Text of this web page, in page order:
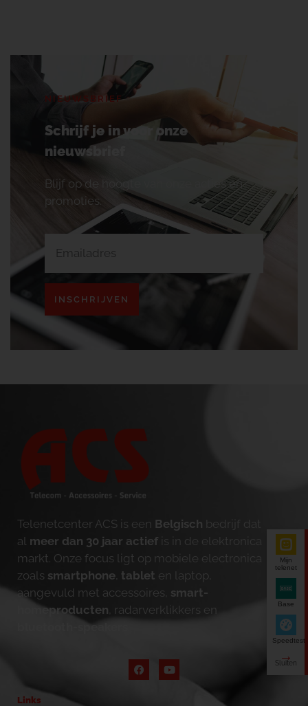
NIEUWSBRIEF
Schrijf je in voor onze
nieuwsbrief
Blijf op de hoogte van onze acties en
promoties.
INSCHRIJVEN
Telenetcenter ACS is een Belgisch bedrijf dat
al meer dan 30 jaar actief is in de elektronica
markt. Onze focus ligt op mobiele electronica
zoals smartphone tablet en laptop,
aangevuld met accessoires, smart-
homeproducten , radarverklikkers en
bluetooth-speakers
Links
Mijn
telenet
Base
Speedtest